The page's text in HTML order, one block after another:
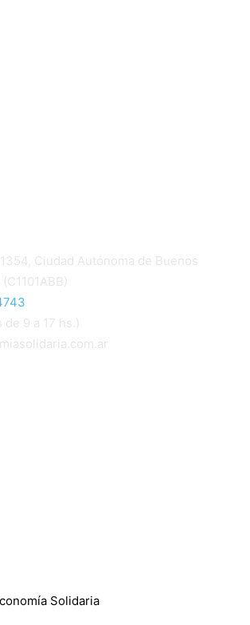
Ciudad Autónoma de Buenos
9 a 17 hs.)
Solidaria